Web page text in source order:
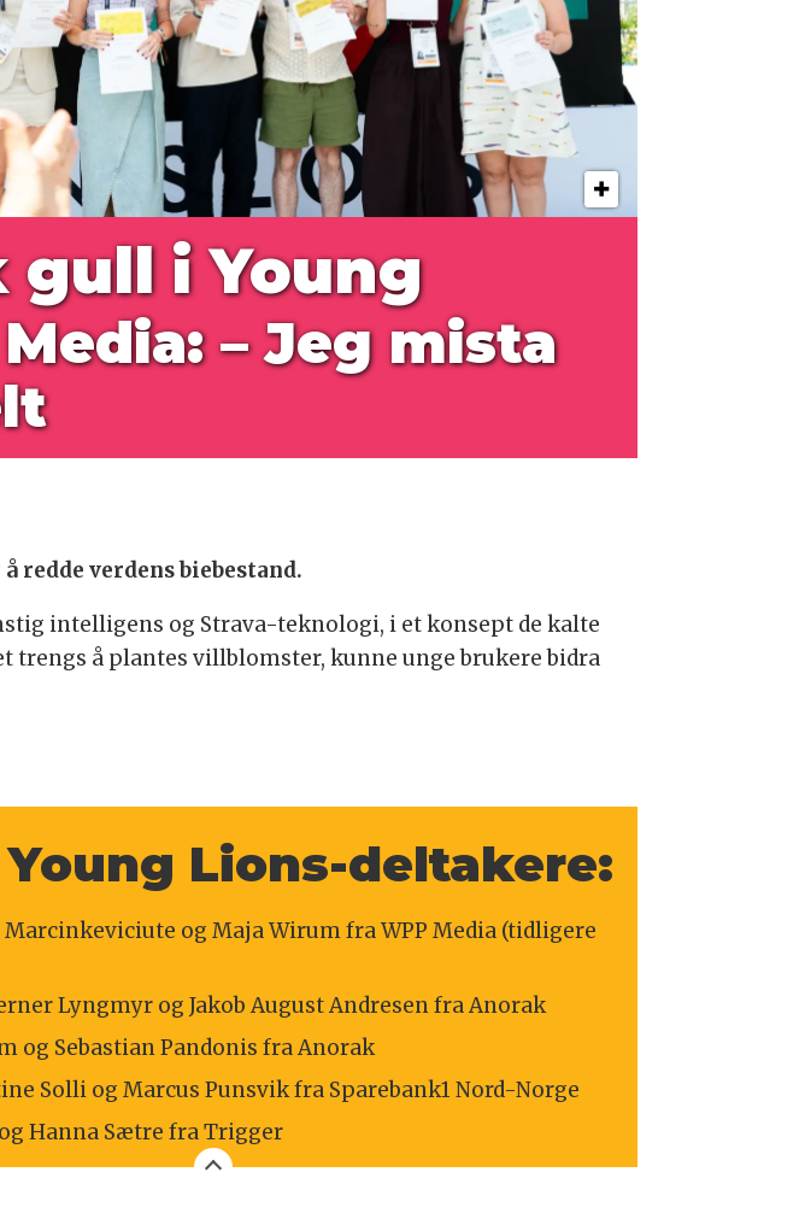
gull i Young
– Jeg mista
redde verdens biebestand.
intelligens og Strava-teknologi, i et konsept de kalte
trengs å plantes villblomster, kunne unge brukere bidra
Lions-deltakere:
og Maja Wirum fra WPP Media (tidligere
Lyngmyr og Jakob August Andresen fra Anorak
og Sebastian Pandonis fra Anorak
Solli og Marcus Punsvik fra Sparebank1 Nord-Norge
Hanna Sætre fra Trigger